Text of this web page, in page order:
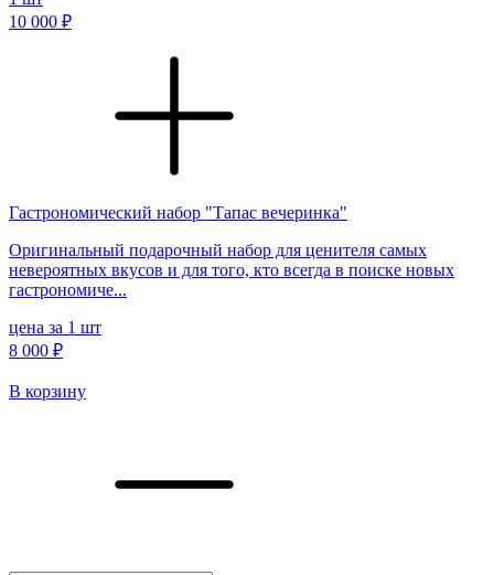
10 000 ₽
Гастрономический набор "Тапас вечеринка"
Оригинальный подарочный набор для ценителя самых
невероятных вкусов и для того, кто всегда в поиске новых
гастрономиче...
цена за 1 шт
8 000 ₽
В корзину